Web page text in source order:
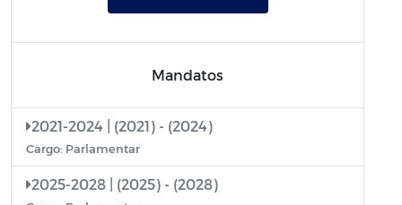
Mandatos
2021-2024 | (2021) - (2024)
Cargo: Parlamentar
2025-2028 | (2025) - (2028)